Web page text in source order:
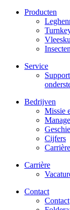
Producten
Service
Bedrijven
Missie
Cijfers
Carrière
Carrière
Contact
Contact